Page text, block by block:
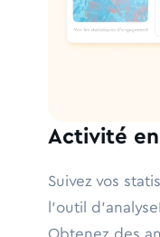
Activité
Suivez vos
l'outil